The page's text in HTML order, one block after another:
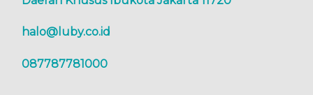
halo@luby.co.id
087787781000